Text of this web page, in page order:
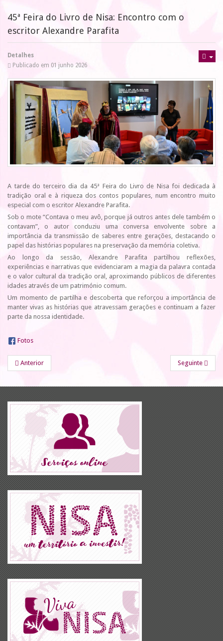
45ª Feira do Livro de Nisa: Encontro com o
escritor Alexandre Parafita
Detalhes
Publicado em 01 junho 2026
A tarde do terceiro dia da 45ª Feira do Livro de Nisa foi dedicada à
tradição oral e à riqueza dos contos populares, num encontro muito
especial com o escritor Alexandre Parafita.
Sob o mote “Contava o meu avô, porque já outros antes dele também o
contavam”, o autor conduziu uma conversa envolvente sobre a
importância da transmissão de saberes entre gerações, destacando o
papel das histórias populares na preservação da memória coletiva.
Ao longo da sessão, Alexandre Parafita partilhou reflexões,
experiências e narrativas que evidenciaram a magia da palavra contada
e o valor cultural da tradição oral, aproximando públicos de diferentes
idades através de um património comum.
Um momento de partilha e descoberta que reforçou a importância de
manter vivas as histórias que atravessam gerações e continuam a fazer
parte da nossa identidade.
Fotos
Anterior Seguinte